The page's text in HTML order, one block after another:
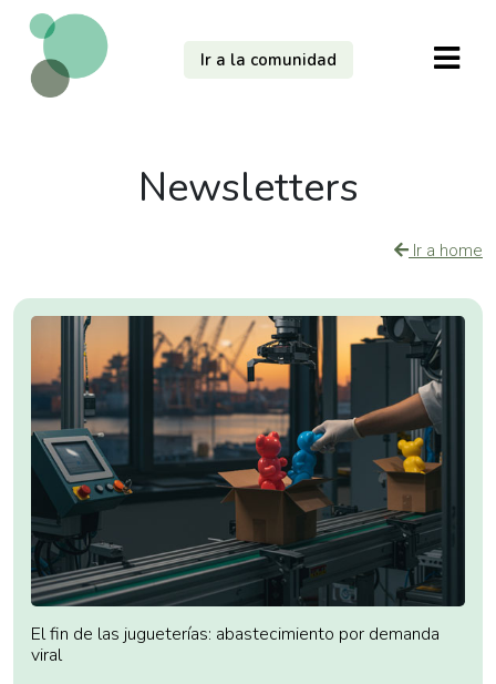
Ir a la comunidad
Newsletters
Ir a home
El fin de las jugueterías: abastecimiento por demanda
viral